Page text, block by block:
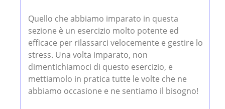
Quello che abbiamo imparato in questa
sezione è un esercizio molto potente ed
efficace per rilassarci velocemente e gestire lo
stress. Una volta imparato, non
dimentichiamoci di questo esercizio, e
mettiamolo in pratica tutte le volte che ne
abbiamo occasione e ne sentiamo il bisogno!